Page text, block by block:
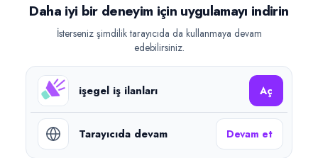
Güncel iş ilanlarını takip edin, işverenlerle hızlıca
iletişime geçin.
Google Play
©2026işegel.net. Tüm hakları saklıdır.
Daha iyi bir deneyim için uygulamayı indirin
İsterseniz şimdilik tarayıcıda da kullanmaya devam
edebilirsiniz.
işegel iş ilanları Aç
Tarayıcıda devam Devam et